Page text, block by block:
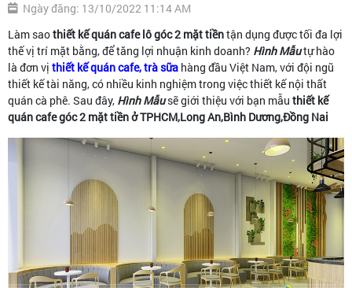
Ngày đăng: 13/10/2022 11:14 AM
Làm saothiết kế quán cafe lô góc 2 mặt tiềntận dụng được tối đa lợi
thế vị trí mặt bằng, để tăng lợi nhuận kinh doanh? Hình Mẫutự hào
là đơn vị thiết kế quán cafe, trà sữa hàng đầu Việt Nam, với đội ngũ
thiết kế tài năng, có nhiều kinh nghiệm trong việc thiết kế nội thất
quán cà phê. Sau đây, Hình Mẫusẽ giới thiệu với bạn mẫu thiết kế
quán cafe góc 2 mặt tiền ở TPHCM,Long An,Bình Dương,Đồng Nai